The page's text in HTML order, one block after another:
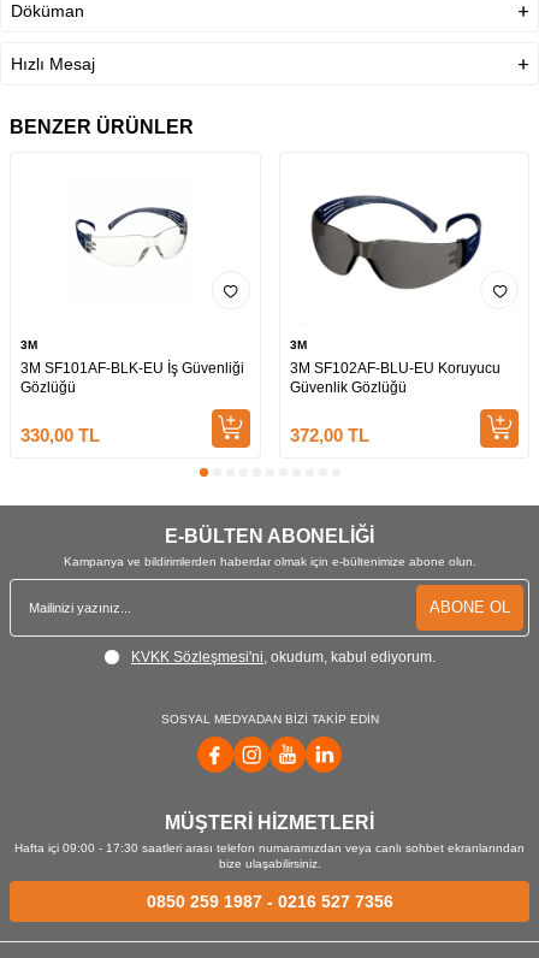
UV Koruması
Lens malzemesi
Döküman
Hızlı Mesaj
BENZER ÜRÜNLER
3M
3M SF101AF-BLK-EU İş Güvenliği
Gözlüğü
330,00 TL
3M
3M SF102AF-BLU-EU Koruyucu
Güvenlik Gözlüğü
372,00TL
E-BÜLTEN ABONELİĞİ
Kampanya ve bildirimlerden haberdar olmak için e-bültenimize abone olun.
ABONE OL
KVKK Sözleşmesi'ni , okudum, kabul ediyorum.
SOSYAL MEDYADAN BİZİ TAKİP EDİN
MÜŞTERİ HİZMETLERİ
Hafta içi 09:00 - 17:30 saatleri arası telefon numaramızdan veya canlı sohbet ekranlarından
bize ulaşabilirsiniz.
0850 259 1987- 0216 527 7356